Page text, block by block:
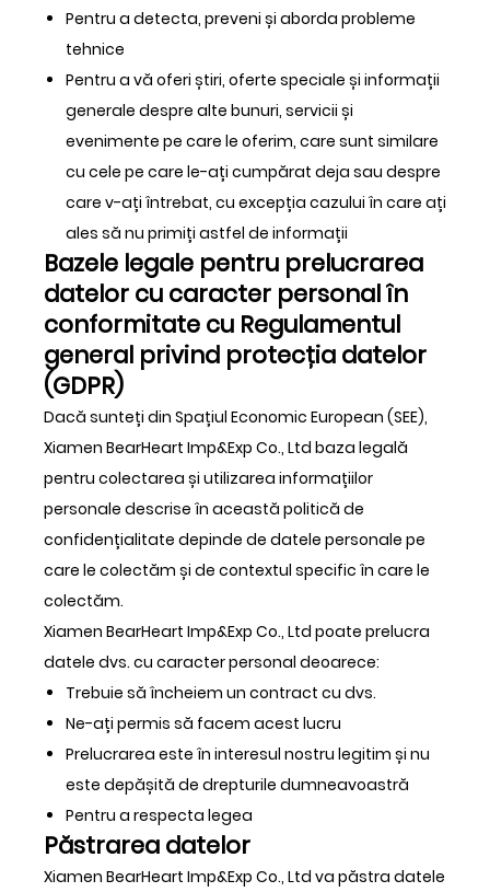
Pentru a detecta, preveni și aborda probleme
tehnice
Pentru a vă oferi știri, oferte speciale și informații
generale despre alte bunuri, servicii și
evenimente pe care le oferim, care sunt similare
cu cele pe care le-ați cumpărat deja sau despre
care v-ați întrebat, cu excepția cazului în care ați
ales să nu primiți astfel de informații
Bazele legale pentru prelucrarea
datelor cu caracter personal în
conformitate cu Regulamentul
general privind protecția datelor
(GDPR)
Dacă sunteți din Spațiul Economic European (SEE),
Xiamen BearHeart Imp&Exp Co., Ltd baza legală
pentru colectarea și utilizarea informațiilor
personale descrise în această politică de
confidențialitate depinde de datele personale pe
care le colectăm și de contextul specific în care le
colectăm.
Xiamen BearHeart Imp&Exp Co., Ltd poate prelucra
datele dvs. cu caracter personal deoarece:
Trebuie să încheiem un contract cu dvs.
Ne-ați permis să facem acest lucru
Prelucrarea este în interesul nostru legitim și nu
este depășită de drepturile dumneavoastră
Pentru a respecta legea
Păstrarea datelor
Xiamen BearHeart Imp&Exp Co., Ltd va păstra datele